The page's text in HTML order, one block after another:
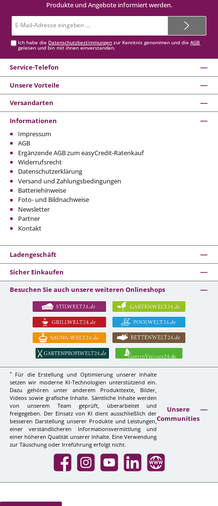
Produkte und Angebote informiert werden.
Mail-
Ich habe die Datenschutzbestimmungen zur Kenntnis genommen und dieAGB
gelesen und bin mit ihnen einverstanden.
Service-Telefon
Unsere Vorteile
Versandarten
Informationen
Impressum
AGB
Ergänzende AGB zum easyCredit-Ratenkauf
Widerrufsrecht
Datenschutzerklärung
Versand und Zahlungsbedingungen
Batteriehinweise
Foto- und Bildnachweise
Newsletter
Partner
Kontakt
Ladengeschäft
Sicher Einkaufen
Besuchen Sie auch unsere weiteren Onlineshops
*
Für die Erstellung und Optimierung unserer Inhalte
setzen wir moderne KI-Technologien unterstützend ein.
Dazu gehören unter anderem Produkttexte, Bilder,
Videos sowie grafische Inhalte. Sämtliche Inhalte werden
von unserem Team geprüft, überarbeitet und
freigegeben. Der Einsatz von KI dient ausschließlich der
besseren Darstellung unserer Produkte und Leistungen,
einer verständlicheren Informationsvermittlung und
einer höheren Qualität unserer Inhalte. Eine Verwendung
zur Täuschung oder Irreführung erfolgt nicht.
Unsere
Communities
Facebook InstagramYouTube LinkedIn Website